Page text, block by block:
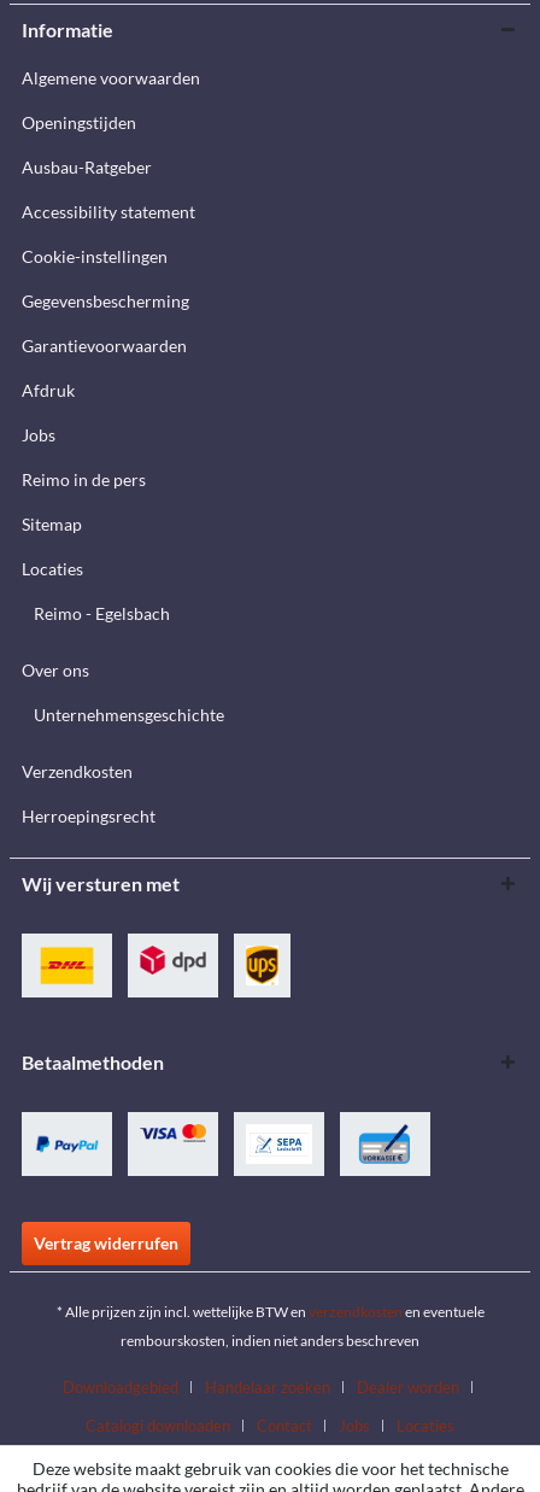
Informatie
Algemene voorwaarden
Openingstijden
Ausbau-Ratgeber
Accessibility statement
Cookie-instellingen
Gegevensbescherming
Garantievoorwaarden
Afdruk
Jobs
Reimo in de pers
Sitemap
Locaties
Reimo - Egelsbach
Over ons
Unternehmensgeschichte
Verzendkosten
Herroepingsrecht
Wij versturen met
Betaalmethoden
Vertrag widerrufen
* Alle prijzen zijn incl. wettelijke BTW en verzendkosten en eventuele
rembourskosten, indien niet anders beschreven
Downloadgebied Handelaar zoeken
Dealer worden
Catalogi downloaden
Contact Jobs Locaties
Deze website maakt gebruik van cookies die voor het technische